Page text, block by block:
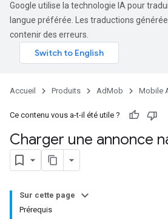
Google utilise la technologie IA pour
langue préférée. Les traductions
contenir des erreurs.
Accueil Produits AdMob Mobile
Ce contenu vous a-t-il été utile ?
Charger une annonce
Sur cette page
Prérequis